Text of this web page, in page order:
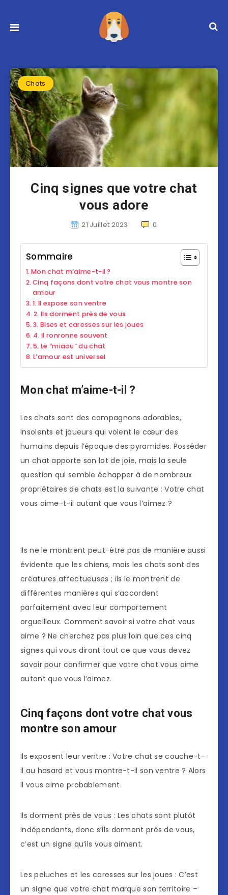
Chats
Cinq signes que votre chat
vous adore
21 Juillet 2023 0
Sommaire
Mon chat m’aime-t-il ?
Cinq façons dont votre chat vous montre son
amour
1. Il expose son ventre
2. Ils dorment près de vous
3. Bises et caresses sur les joues
4. Il ronronne souvent
5. Le “miaou” du chat
L’amour est universel
Mon chat m’aime-t-il ?
Les chats sont des compagnons adorables,
insolents et joueurs qui volent le cœur des
humains depuis l’époque des pyramides. Posséder
un chat apporte son lot de joie, mais la seule
question qui semble échapper à de nombreux
propriétaires de chats est la suivante : Votre chat
vous aime-t-il autant que vous l’aimez ?
Ils ne le montrent peut-être pas de manière aussi
évidente que les chiens, mais les chats sont des
créatures affectueuses ; ils le montrent de
différentes manières qui s’accordent
parfaitement avec leur comportement
orgueilleux. Comment savoir si votre chat vous
aime ? Ne cherchez pas plus loin que ces cinq
signes qui vous diront tout ce que vous devez
savoir pour confirmer que votre chat vous aime
autant que vous l’aimez.
Cinq façons dont votre chat vous
montre son amour
Ils exposent leur ventre : Votre chat se couche-t-
il au hasard et vous montre-t-il son ventre ? Alors
il vous aime probablement.
Ils dorment près de vous : Les chats sont plutôt
indépendants, donc s’ils dorment près de vous,
c’est un signe qu’ils vous aiment.
Les peluches et les caresses sur les joues : C’est
un signe que votre chat marque son territoire –